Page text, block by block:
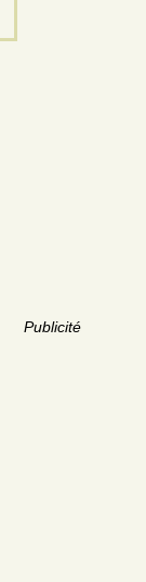
Publicité